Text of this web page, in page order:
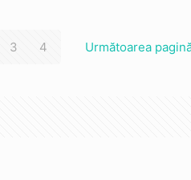
3 4 Următoarea